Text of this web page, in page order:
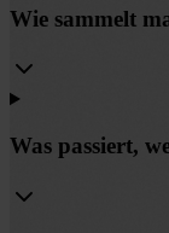
Wie sammelt
Was passiert,